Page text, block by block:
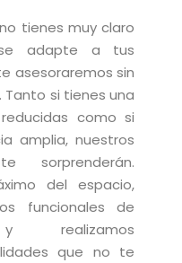
tienes muy claro
adapte a tus
asesoraremos sin
si tienes una
como si
amplia, nuestros
del espacio,
funcionales de
y realizamos
que no te